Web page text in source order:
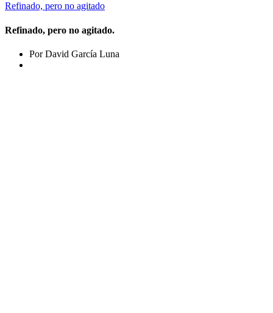
Refinado, pero no agitado
Refinado, pero no agitado.
Por David García Luna